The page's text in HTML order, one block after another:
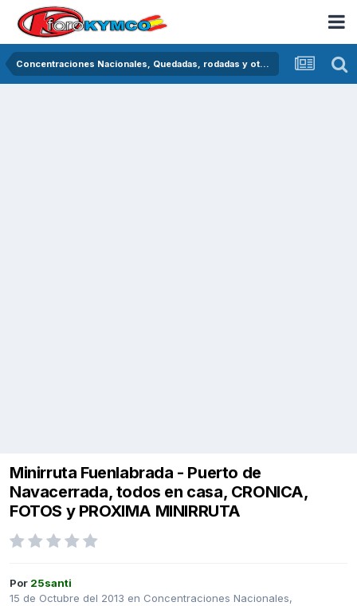
Concentraciones Nacionales, Quedadas, rodadas y otras crónicas del asfalto
Minirruta Fuenlabrada - Puerto de
Navacerrada, todos en casa, CRONICA,
FOTOS y PROXIMA MINIRRUTA
Por 25santi
15 de Octubre del 2013 en Concentraciones Nacionales,